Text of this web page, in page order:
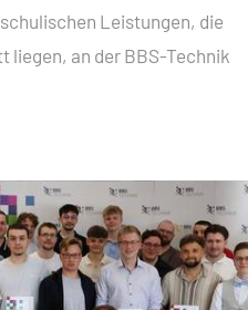
Leistungen, die
liegen, an der BBS-Technik